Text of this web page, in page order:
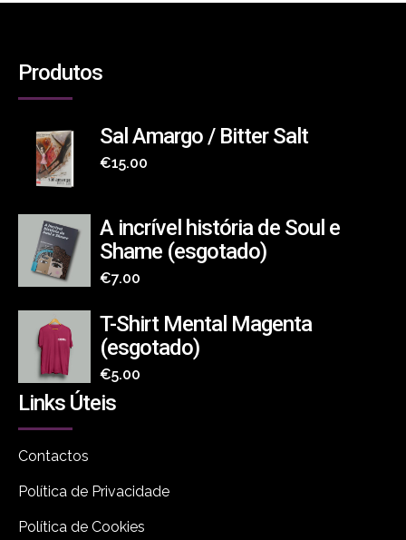
Produtos
Sal Amargo / Bitter Salt
€15.00
A incrível história de Soul e
Shame (esgotado)
€7.00
T-Shirt Mental Magenta
(esgotado)
€5.00
Links Úteis
Contactos
Política de Privacidade
Política de Cookies